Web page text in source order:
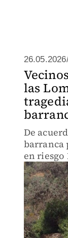
las
De
barranca
en riesgo